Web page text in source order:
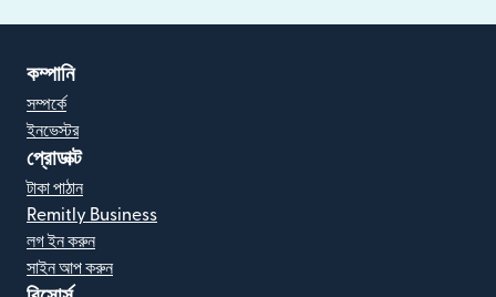
কম্পানি
সম্পর্কে
ইনভেস্টর
প্রোডাক্ট
টাকা পাঠান
Remitly Business
লগ ইন করুন
সাইন আপ করুন